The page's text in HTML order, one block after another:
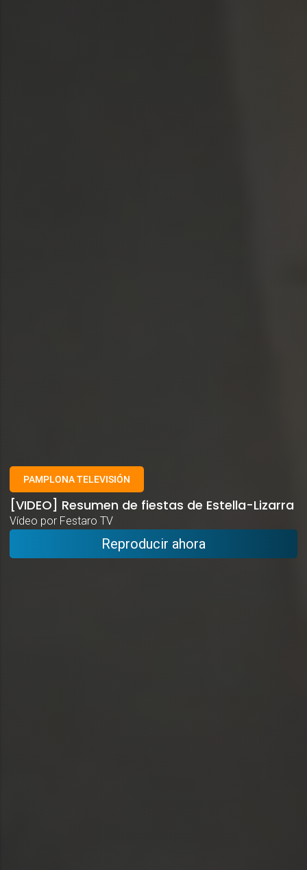
PAMPLONA TELEVISIÓN
[VIDEO] Resumen de fiestas de Estella-Lizarra
Vídeo por Festaro TV
Reproducir ahora